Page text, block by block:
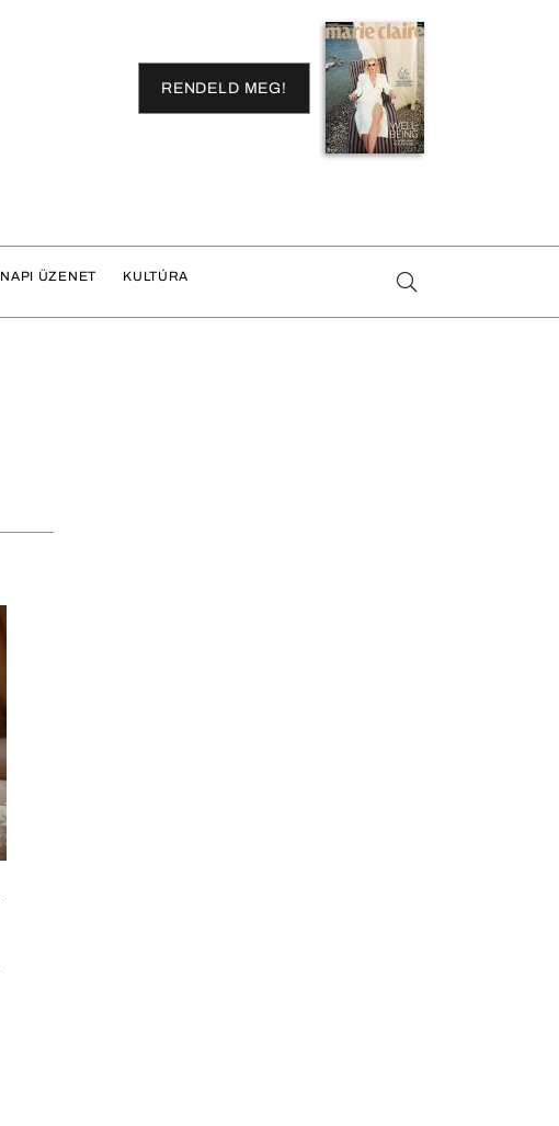
RENDELD MEG!
NAPI ÜZENET KULTÚRA